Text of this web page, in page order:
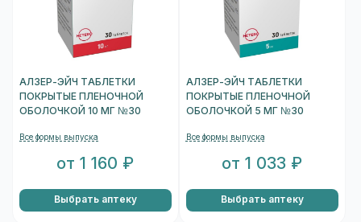
АЛЗЕР-ЭЙЧ ТАБЛЕТКИ
ПОКРЫТЫЕ ПЛЕНОЧНОЙ
ОБОЛОЧКОЙ 10 МГ №30
Все формы выпуска
от 1 160 ₽
Выбрать аптеку
АЛЗЕР-ЭЙЧ ТАБЛЕТКИ
ПОКРЫТЫЕ ПЛЕНОЧНОЙ
ОБОЛОЧКОЙ 5 МГ №30
Все формы выпуска
от 1 033 ₽
Выбрать аптеку